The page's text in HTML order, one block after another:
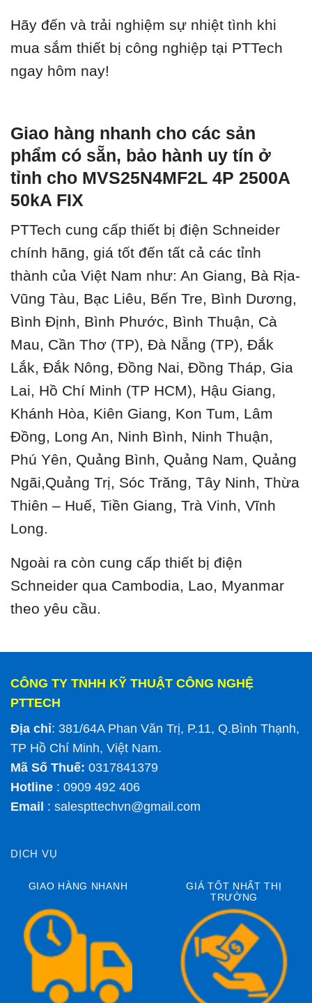
Hãy đến và trải nghiệm sự nhiệt tình khi
mua sắm thiết bị công nghiệp tại PTTech
ngay hôm nay!
Giao hàng nhanh cho các sản
phẩm có sẵn, bảo hành uy tín ở
tỉnh cho MVS25N4MF2L 4P 2500A
50kA FIX
PTTech cung cấp thiết bị điện Schneider
chính hãng, giá tốt đến tất cả các tỉnh
thành của Việt Nam như: An Giang, Bà Rịa-
Vũng Tàu, Bạc Liêu, Bến Tre, Bình Dương,
Bình Định, Bình Phước, Bình Thuận, Cà
Mau, Cần Thơ (TP), Đà Nẵng (TP), Đắk
Lắk, Đắk Nông, Đồng Nai, Đồng Tháp, Gia
Lai, Hồ Chí Minh (TP HCM), Hậu Giang,
Khánh Hòa, Kiên Giang, Kon Tum, Lâm
Đồng, Long An, Ninh Bình, Ninh Thuận,
Phú Yên, Quảng Bình, Quảng Nam, Quảng
Ngãi,Quảng Trị, Sóc Trăng, Tây Ninh, Thừa
Thiên – Huế, Tiền Giang, Trà Vinh, Vĩnh
Long.
Ngoài ra còn cung cấp thiết bị điện
Schneider qua Cambodia, Lao, Myanmar
theo yêu cầu.
CÔNG TY TNHH KỸ THUẬT CÔNG NGHỆ
PTTECH
Địa chỉ: 381/64A Phan Văn Trị, P.11, Q.Bình Thạnh,
TP Hồ Chí Minh, Việt Nam.
Mã Số Thuế: 0317841379
Hotline : 0909 492 406
Email : salespttechvn@gmail.com
DỊCH VỤ
GIAO HÀNG NHANH
GIÁ TỐT NHẤT THỊ
TRƯỜNG